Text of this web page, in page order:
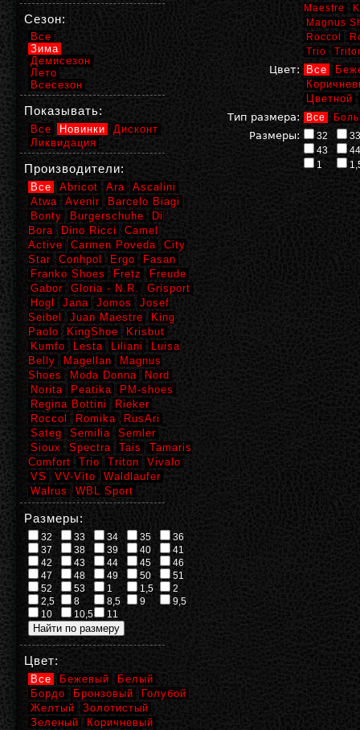
Maestre
Magnus
Roccol
Trio
Цвет: Все
Цветной
Тип размера:
Все
Размеры: 32
33
43
44
1
Сезон:
Все
Зима
Демисезон
Лето
Всесезон
Показывать:
Все Новинки
Дисконт
Ликвидация
Производители:
Все Abricot Ara
Ascalini
Atwa
Avenir
Barcelo Biagi
Bonty
Burgerschuhe
Di
Bora
Dino Ricci
Camel
Active
Carmen Poveda
City
Star
Conhpol Ergo
Fasan
Franko Shoes
Fretz
Freude
Gabor
Gloria - N.R.
Grisport
Hogl
Jana Jomos
Josef
Seibel
Juan Maestre
King
Paolo
KingShoe
Krisbut
Kumfo
Lesta Liliani
Luisa
Belly
Magellan
Magnus
Shoes
Moda Donna
Nord
Norita
Peatika
PM-shoes
Regina Bottini
Rieker
Roccol
Romika
RusAri
Sateg
Semilia
Semler
Sioux
Spectra Tais
Tamaris
Comfort
Trio Triton
Vivalo
VS
VV-Vito
Waldlaufer
Walrus
WBL Sport
Размеры:
32 33 34 35
36
37
38 39 40
41
42
43 44 45
46
47
48 49 50
51
52
53 1 1,5
2
2,5
8 8,5 9
9,5
10
10,5 11
Цвет:
Все Бежевый
Белый
Бордо
Бронзовый
Голубой
Желтый
Золотистый
Зеленый
Коричневый